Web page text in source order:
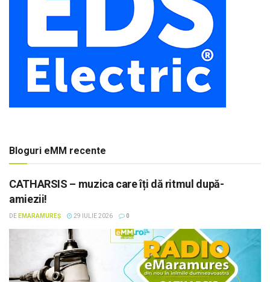
Bloguri eMM recente
CATHARSIS – muzica care îți dă ritmul după-
amiezii!
DE EMARAMUREȘ 29 IULIE 2026 0